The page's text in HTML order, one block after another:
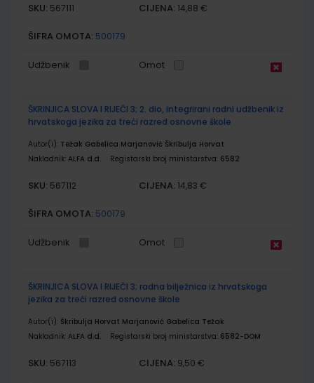
SKU: 567111 CIJENA: 14,88 €
ŠIFRA OMOTA: 500179
Udžbenik Omot
ŠKRINJICA SLOVA I RIJEČI 3; 2. dio, integrirani radni udžbenik iz
hrvatskoga jezika za treći razred osnovne škole
Autor(i): Težak Gabelica Marjanović Škribulja Horvat
Nakladnik: ALFA d.d. Registarski broj ministarstva: 6582
SKU: 567112 CIJENA: 14,83 €
ŠIFRA OMOTA: 500179
Udžbenik Omot
ŠKRINJICA SLOVA I RIJEČI 3; radna bilježnica iz hrvatskoga
jezika za treći razred osnovne škole
Autor(i): Škribulja Horvat Marjanović Gabelica Težak
Nakladnik: ALFA d.d. Registarski broj ministarstva: 6582-DOM
SKU: 567113 CIJENA: 9,50 €